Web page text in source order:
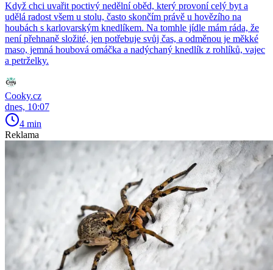
Když chci uvařit poctivý nedělní oběd, který provoní celý byt a
udělá radost všem u stolu, často skončím právě u hovězího na
houbách s karlovarským knedlíkem. Na tomhle jídle mám ráda, že
není přehnaně složité, jen potřebuje svůj čas, a odměnou je měkké
maso, jemná houbová omáčka a nadýchaný knedlík z rohlíků, vajec
a petrželky.
Cooky.cz
dnes, 10:07
4 min
Reklama